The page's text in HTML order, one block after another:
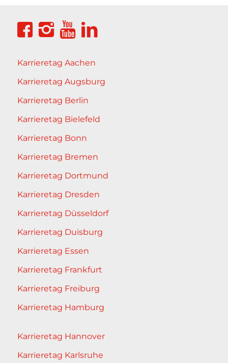
Karrieretag Aachen
Karrieretag Augsburg
Karrieretag Berlin
Karrieretag Bielefeld
Karrieretag Bonn
Karrieretag Bremen
Karrieretag Dortmund
Karrieretag Dresden
Karrieretag Düsseldorf
Karrieretag Duisburg
Karrieretag Essen
Karrieretag Frankfurt
Karrieretag Freiburg
Karrieretag Hamburg
Karrieretag Hannover
Karrieretag Karlsruhe